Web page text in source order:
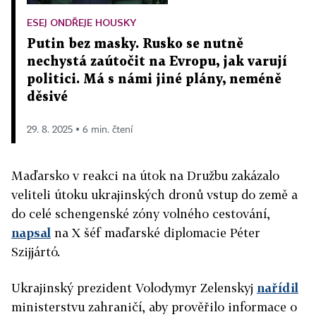
ESEJ ONDŘEJE HOUSKY
Putin bez masky. Rusko se nutně
nechystá zaútočit na Evropu, jak varují
politici. Má s námi jiné plány, neméně
děsivé
29. 8. 2025 ▪ 6 min. čtení
Maďarsko v reakci na útok na Družbu zakázalo
veliteli útoku ukrajinských dronů vstup do země a
do celé schengenské zóny volného cestování,
napsal na X šéf maďarské diplomacie Péter
Szijjártó.
Ukrajinský prezident Volodymyr Zelenskyj nařídil
ministerstvu zahraničí, aby prověřilo informace o